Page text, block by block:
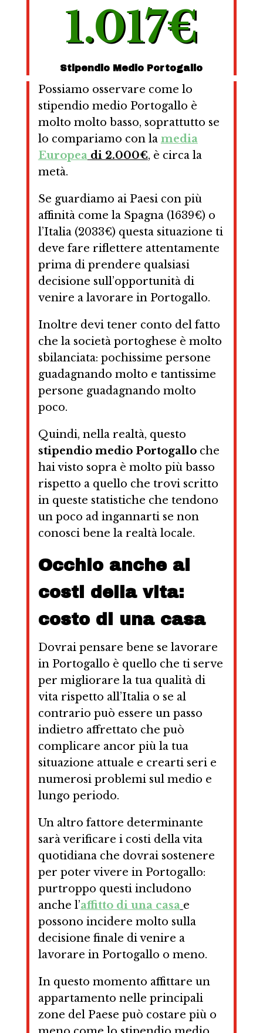
1.017€
Stipendio Medio Portogallo
Possiamo osservare come lo
stipendio medio Portogallo è
molto molto basso, soprattutto se
lo compariamo con la media
Europeadi 2.000€, è circa la
metà.
Se guardiamo ai Paesi con più
affinità come la Spagna (1639€) o
l’Italia (2033€) questa situazione ti
deve fare riflettere attentamente
prima di prendere qualsiasi
decisione sull’opportunità di
venire a lavorare in Portogallo.
Inoltre devi tener conto del fatto
che la società portoghese è molto
sbilanciata: pochissime persone
guadagnando molto e tantissime
persone guadagnando molto
poco.
Quindi, nella realtà, questo
stipendio medio Portogallo che
hai visto sopra è molto più basso
rispetto a quello che trovi scritto
in queste statistiche che tendono
un poco ad ingannarti se non
conosci bene la realtà locale.
Occhio anche ai
costi della vita:
costo di una casa
Dovrai pensare bene se lavorare
in Portogallo è quello che ti serve
per migliorare la tua qualità di
vita rispetto all’Italia o se al
contrario può essere un passo
indietro affrettato che può
complicare ancor più la tua
situazione attuale e crearti seri e
numerosi problemi sul medio e
lungo periodo.
Un altro fattore determinante
sarà verificare i costi della vita
quotidiana che dovrai sostenere
per poter vivere in Portogallo:
purtroppo questi includono
anche l’affitto di una casa e
possono incidere molto sulla
decisione finale di venire a
lavorare in Portogallo o meno.
In questo momento affittare un
appartamento nelle principali
zone del Paese può costare più o